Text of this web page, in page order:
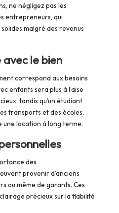
ne négligez pas les
entrepreneurs, qui
malgré des revenus
le bien
correspond aux besoins
enfants sera plus à l’aise
tandis qu’un étudiant
transports et des écoles.
location à long terme.
des
provenir d’anciens
ou même de garants. Ces
précieux sur la fiabilité